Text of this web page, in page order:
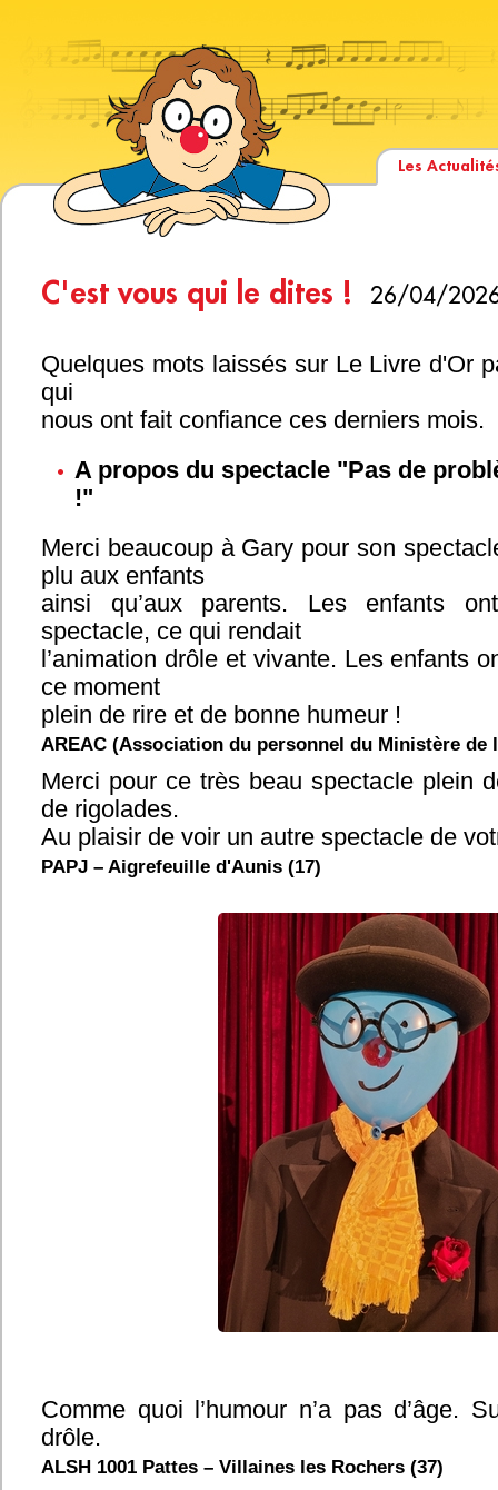
Les
C'est vous qui le dites ! 26/04/
Quelques mots laissés sur Le Livre d'Or
qui
nous ont fait confiance ces derniers mois.
A propos du spectacle "Pas de
!"
Merci beaucoup à Gary pour son
plu aux enfants
ainsi qu’aux parents. Les enfants
spectacle, ce qui rendait
l’animation drôle et vivante. Les enfants
ce moment
plein de rire et de bonne humeur !
AREAC (Association du personnel du Ministère de
Merci pour ce très beau spectacle plein
de rigolades.
Au plaisir de voir un autre spectacle de
PAPJ – Aigrefeuille d'Aunis (17)
Comme quoi l’humour n’a pas d’âge.
drôle.
ALSH 1001 Pattes – Villaines les Rochers (37)